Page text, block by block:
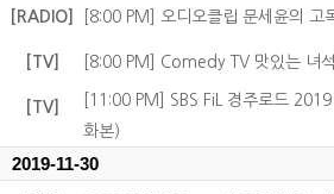
[RADIO] [8:00 PM] 오디오클립 문세윤의 고
[TV] [8:00 PM] Comedy TV 맛있는 녀
[TV]
[11:00 PM] SBS FiL 경주로드
화본)
2019-11-30